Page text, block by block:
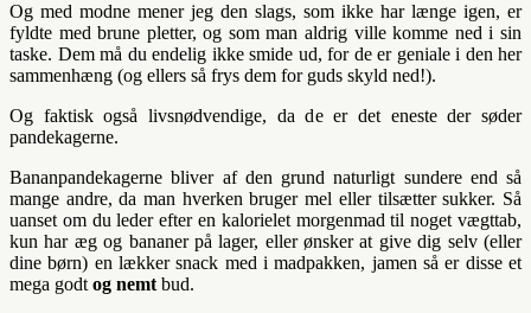
Og med modne mener jeg den slags, som ikke har længe igen, er
fyldte med brune pletter, og som man aldrig ville komme ned i sin
taske. Dem må du endelig ikke smide ud, for de er geniale i den her
sammenhæng (og ellers så frys dem for guds skyld ned!).
Og faktisk også livsnødvendige, da de er det eneste der søder
pandekagerne.
Bananpandekagerne bliver af den grund naturligt sundere end så
mange andre, da man hverken bruger mel eller tilsætter sukker. Så
uanset om du leder efter en kalorielet morgenmad til noget vægttab,
kun har æg og bananer på lager, eller ønsker at give dig selv (eller
dine børn) en lækker snack med i madpakken, jamen så er disse et
mega godt og nemt bud.